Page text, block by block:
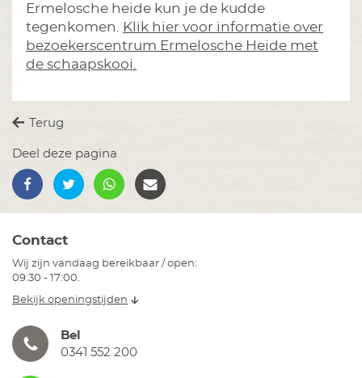
Ermelosche heide kun je de kudde
tegenkomen.
Klik hier voor informatie over
bezoekerscentrum Ermelosche Heide met
de schaapskooi.
Terug
Deel deze pagina
Bel
0341 552 200
Contact
Wij zijn vandaag bereikbaar / open:
09:30 - 17:00.
Bekijk openingstijden